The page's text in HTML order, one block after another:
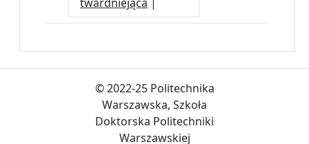
© 2022-25 Politechnika
Warszawska, Szkoła
Doktorska Politechniki
Warszawskiej